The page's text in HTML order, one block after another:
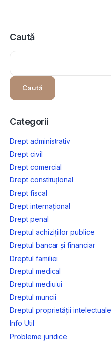
Caută
Caută
Categorii
Drept administrativ
Drept civil
Drept comercial
Drept constituțional
Drept fiscal
Drept internațional
Drept penal
Dreptul achizițiilor publice
Dreptul bancar și financiar
Dreptul familiei
Dreptul medical
Dreptul mediului
Dreptul muncii
Dreptul proprietății intelectuale
Info Util
Probleme juridice